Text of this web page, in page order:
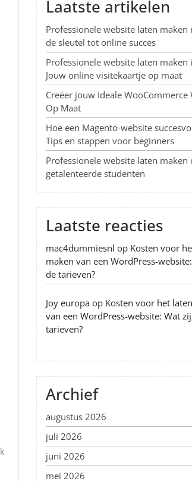
Laatste artikelen
Professionele website laten maken
de sleutel tot online succes
Professionele website laten maken
Jouw online visitekaartje op maat
Creëer jouw Ideale WooCommerce
Op Maat
Hoe een Magento-website
Tips en stappen voor beginners
Professionele website laten maken
getalenteerde studenten
Laatste reacties
mac4dummiesnl op Kosten voor
maken van een WordPress-
de tarieven?
Joy europa op Kosten voor het
van een WordPress-website: Wat
tarieven?
Archief
augustus 2026
juli 2026
juni 2026
mei 2026